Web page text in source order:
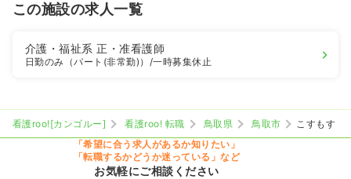
この施設の求人一覧
介護・福祉系正・准看護師
日勤のみ（パート(非常勤)） /一時募集休止
看護roo![カンゴルー] 看護roo! 転職 鳥取県 鳥取市
こすもす
「希望に合う求人があるか知りたい」
「転職するかどうか迷っている」など
お気軽にご相談ください